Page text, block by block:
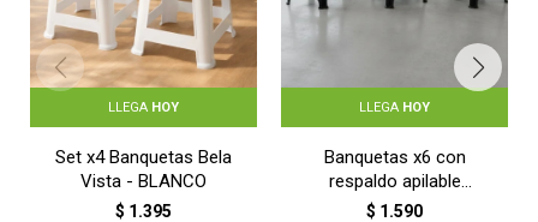
LLEGA HOY
Set x4 Banquetas Bela
Vista - BLANCO
$ 1.395
LLEGA HOY
Banquetas x6 con
respaldo apilable
resistente - NEGRO
$ 1.590